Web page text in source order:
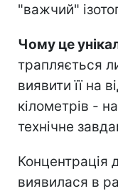
"важчий"
Чому це
трапляється
виявити її на
кілометрів -
технічне
Концентрація
виявилася в